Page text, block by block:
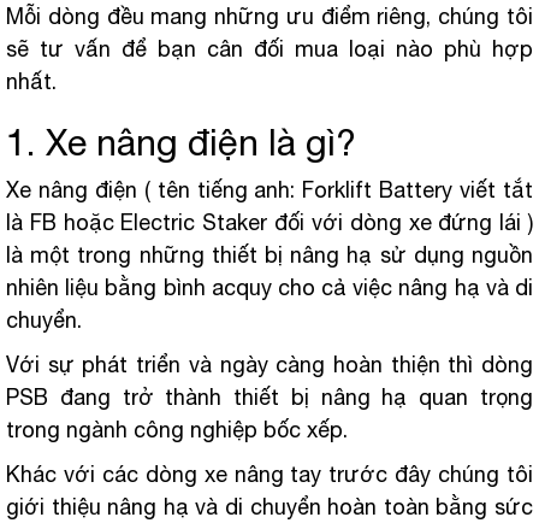
Mỗi dòng đều mang những ưu điểm riêng, chúng tôi
sẽ tư vấn để bạn cân đối mua loại nào phù hợp
nhất.
1. Xe nâng điện là gì?
Xe nâng điện ( tên tiếng anh: Forklift Battery viết tắt
là FB hoặc Electric Staker đối với dòng xe đứng lái )
là một trong những thiết bị nâng hạ sử dụng nguồn
nhiên liệu bằng bình acquy cho cả việc nâng hạ và di
chuyển.
Với sự phát triển và ngày càng hoàn thiện thì dòng
PSB đang trở thành thiết bị nâng hạ quan trọng
trong ngành công nghiệp bốc xếp.
Khác với các dòng xe nâng tay trước đây chúng tôi
giới thiệu nâng hạ và di chuyển hoàn toàn bằng sức